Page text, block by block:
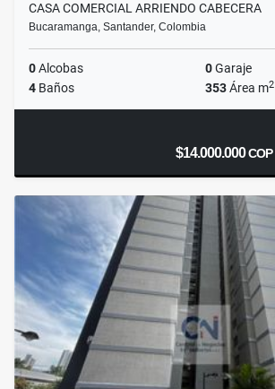
CASA COMERCIAL ARRIENDO CABECERA
Bucaramanga, Santander, Colombia
0Alcobas 0Garaje
4 Baños 353Área m2
$14.000.000COP